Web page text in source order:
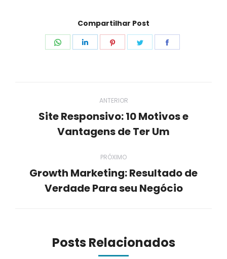
Compartilhar Post
CompartilharCompartilharCompartilharCompartilhar
Navegação
post:
ANTERIOR
Post
anterior:
Site Responsivo: 10 Motivos e
Vantagens de Ter Um
PRÓXIMO
Próximo
post:
Growth Marketing: Resultado de
Verdade Para seu Negócio
Posts Relacionados